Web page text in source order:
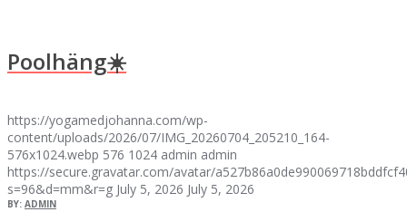
Poolhäng☀️
https://yogamedjohanna.com/wp-
content/uploads/2026/07/IMG_20260704_205210_164-
576x1024.webp 576 1024 admin admin
https://secure.gravatar.com/avatar/
s=96&d=mm&r=g July 5, 2026 July 5, 2026
BY: ADMIN